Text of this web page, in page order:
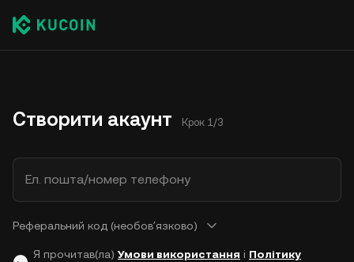
Створити акаунт Крок 1/3
Ел. пошта/номер телефону
Реферальний код (необовʼязково)
Я прочитав(ла) Умови використання і Політику